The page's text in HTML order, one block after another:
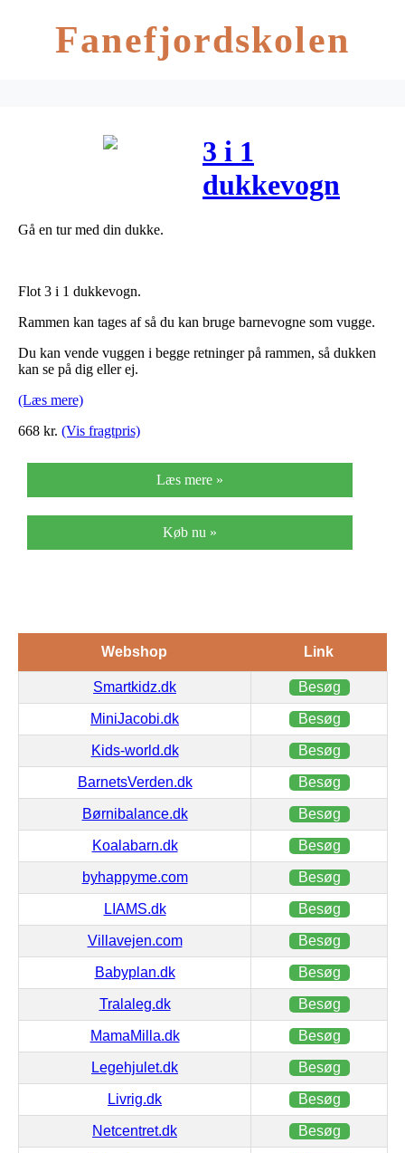
Fanefjordskolen
3 i 1
dukkevogn
Gå en tur med din dukke.
Flot 3 i 1 dukkevogn.
Rammen kan tages af så du kan bruge barnevogne som vugge.
Du kan vende vuggen i begge retninger på rammen, så dukken
kan se på dig eller ej.
(Læs mere)
668 kr. (Vis fragtpris)
Læs mere »
Køb nu »
Webshop Link
Smartkidz.dk Besøg
MiniJacobi.dk Besøg
Kids-world.dk Besøg
BarnetsVerden.dk Besøg
Børnibalance.dk Besøg
Koalabarn.dk Besøg
byhappyme.com Besøg
LIAMS.dk Besøg
Villavejen.com Besøg
Babyplan.dk Besøg
Tralaleg.dk Besøg
MamaMilla.dk Besøg
Legehjulet.dk Besøg
Livrig.dk Besøg
Netcentret.dk Besøg